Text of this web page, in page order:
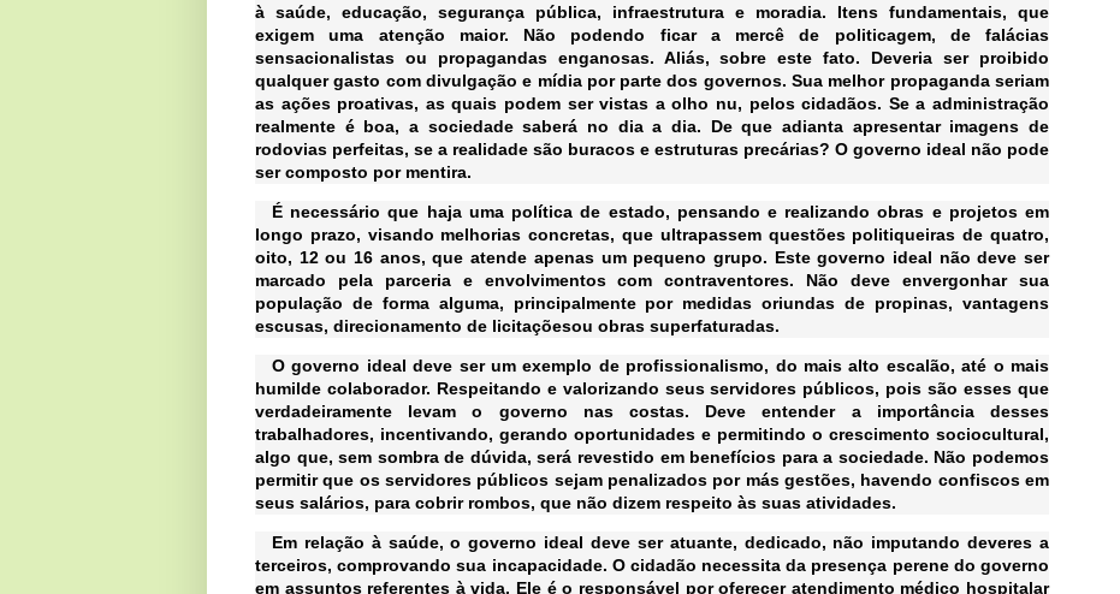
à saúde, educação, segurança pública, infraestrutura e moradia. Itens fundamentais, que
exigem uma atenção maior. Não podendo ficar a mercê de politicagem, de falácias
sensacionalistas ou propagandas enganosas. Aliás, sobre este fato. Deveria ser proibido
qualquer gasto com divulgação e mídia por parte dos governos. Sua melhor propaganda seriam
as ações proativas, as quais podem ser vistas a olho nu, pelos cidadãos. Se a administração
realmente é boa, a sociedade saberá no dia a dia. De que adianta apresentar imagens de
rodovias perfeitas, se a realidade são buracos e estruturas precárias? O governo ideal não pode
ser composto por mentira.
É necessário que haja uma política de estado, pensando e realizando obras e projetos em
longo prazo, visando melhorias concretas, que ultrapassem questões politiqueiras de quatro,
oito, 12 ou 16 anos, que atende apenas um pequeno grupo. Este governo ideal não deve ser
marcado pela parceria e envolvimentos com contraventores. Não deve envergonhar sua
população de forma alguma, principalmente por medidas oriundas de propinas, vantagens
escusas, direcionamento de licitaçõesou obras superfaturadas.
O governo ideal deve ser um exemplo de profissionalismo, do mais alto escalão, até o mais
humilde colaborador. Respeitando e valorizando seus servidores públicos, pois são esses que
verdadeiramente levam o governo nas costas. Deve entender a importância desses
trabalhadores, incentivando, gerando oportunidades e permitindo o crescimento sociocultural,
algo que, sem sombra de dúvida, será revestido em benefícios para a sociedade. Não podemos
permitir que os servidores públicos sejam penalizados por más gestões, havendo confiscos em
seus salários, para cobrir rombos, que não dizem respeito às suas atividades.
Em relação à saúde, o governo ideal deve ser atuante, dedicado, não imputando deveres a
terceiros, comprovando sua incapacidade. O cidadão necessita da presença perene do governo
em assuntos referentes à vida. Ele é o responsável por oferecer atendimento médico hospitalar